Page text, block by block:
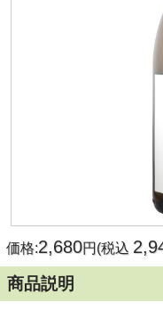
価格:2,680円(税込
商品説明